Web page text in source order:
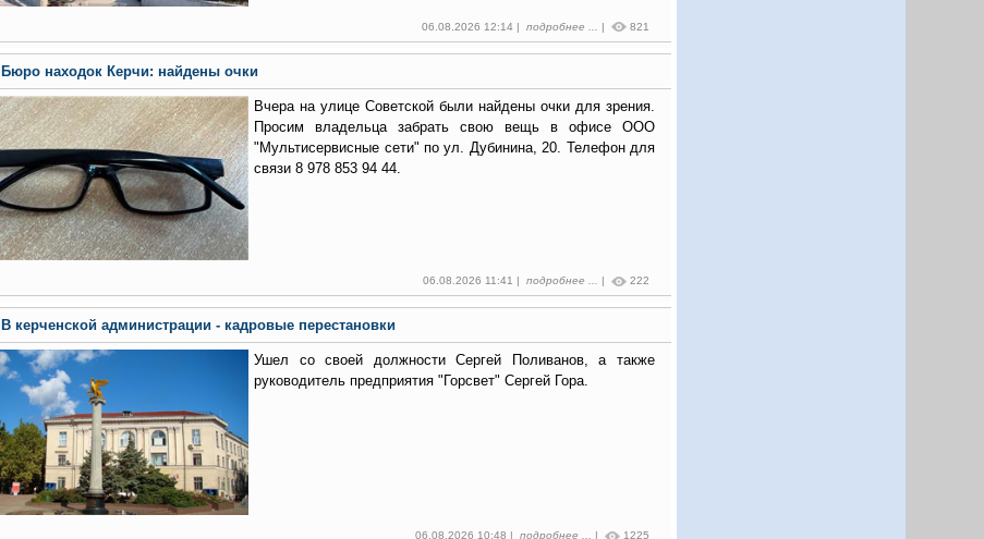
06.08.2026 12:14 | подробнее ... | 821
Бюро находок Керчи: найдены очки
Вчера на улице Советской были найдены очки для зрения.
Просим владельца забрать свою вещь в офисе ООО
"Мультисервисные сети" по ул. Дубинина, 20. Телефон для
связи 8 978 853 94 44.
06.08.2026 11:41 | подробнее ... | 222
В керченской администрации - кадровые перестановки
Ушел со своей должности Сергей Поливанов, а также
руководитель предприятия "Горсвет" Сергей Гора.
06.08.2026 10:48 | подробнее ... | 1225